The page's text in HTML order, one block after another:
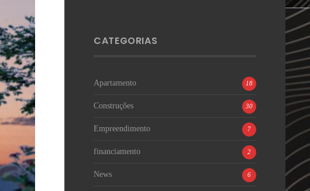
CATEGORIAS
Apartamento 18
Construções 30
Empreendimento 7
financiamento 2
News 6